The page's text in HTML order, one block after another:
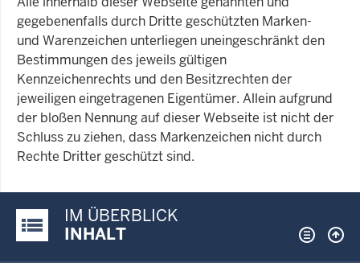
gegebenenfalls durch Dritte geschützten Marken-
und Warenzeichen unterliegen uneingeschränkt den
Bestimmungen des jeweils gültigen
Kennzeichenrechts und den Besitzrechten der
jeweiligen eingetragenen Eigentümer. Allein aufgrund
der bloßen Nennung auf dieser Webseite ist nicht der
Schluss zu ziehen, dass Markenzeichen nicht durch
Rechte Dritter geschützt sind.
Justiz-Portal im Überblick:
IM ÜBERBLICK
INHALT